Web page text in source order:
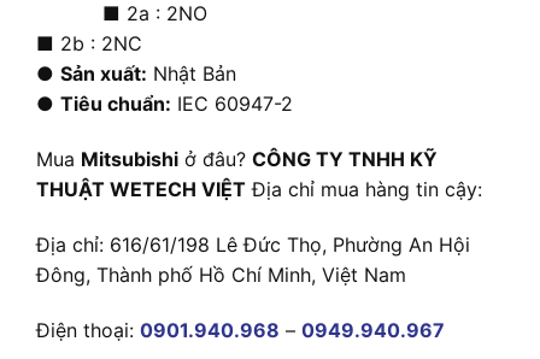
■ 2a : 2NO
■ 2b : 2NC
● Sản xuất: Nhật Bản
● Tiêu chuẩn: IEC 60947-2
Mua Mitsubishi ở đâu? CÔNG TY TNHH KỸ
THUẬT WETECH VIỆT Địa chỉ mua hàng tin cậy:
Địa chỉ: 616/61/198 Lê Đức Thọ, Phường An Hội
Đông, Thành phố Hồ Chí Minh, Việt Nam
Điện thoại: 0901.940.968 – 0949.940.967